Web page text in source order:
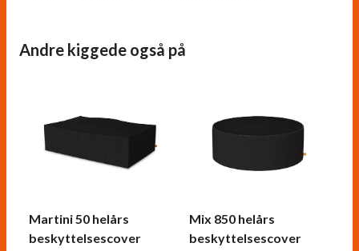
Andre kiggede også på
Martini 50 helårs
beskyttelsescover
Mix 850 helårs
beskyttelsescover